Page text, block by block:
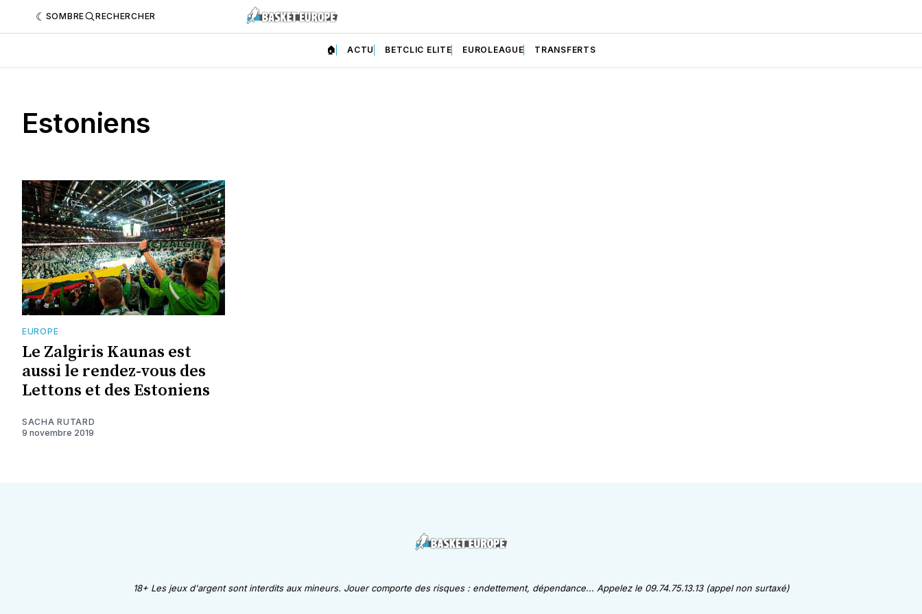
SOMBRE RECHERCHER
🏠 ACTU BETCLIC ELITE EUROLEAGUE TRANSFERTS
Estoniens
EUROPE
Le Zalgiris Kaunas est
aussi le rendez-vous des
Lettons et des Estoniens
SACHA RUTARD
9 novembre 2019
18+ Les jeux d'argent sont interdits aux mineurs. Jouer comporte des risques : endettement, dépendance... Appelez le 09.74.75.13.13 (appel non surtaxé)